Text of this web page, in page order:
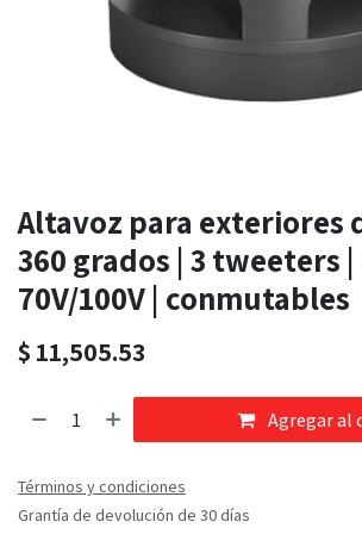
Altavoz para exteriores
360 grados | 3 tweeters |
70V/100V | conmutables
$ 11,505.53
Agregar al
Términos y condiciones
Grantía de devolución de 30 días